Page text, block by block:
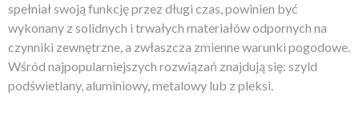
spełniał swoją funkcję przez długi czas, powinien być
wykonany z solidnych i trwałych materiałów odpornych na
czynniki zewnętrzne, a zwłaszcza zmienne warunki pogodowe.
Wśród najpopularniejszych rozwiązań znajdują się: szyld
podświetlany, aluminiowy, metalowy lub z pleksi.